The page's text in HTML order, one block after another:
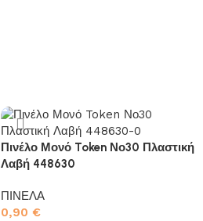
Πινέλο Μονό Token Νο30 Πλαστική
Λαβή 448630
ΠΙΝΕΛΑ
0,90€